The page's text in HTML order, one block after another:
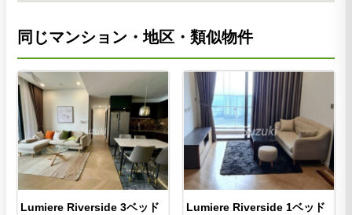
同じマンション・地区・類似物件
Lumiere Riverside 3ベッド
Lumiere Riverside 1ベッド